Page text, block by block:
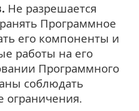
Не разрешается
Программное
его компоненты и
работы на его
Программного
соблюдать
ограничения.